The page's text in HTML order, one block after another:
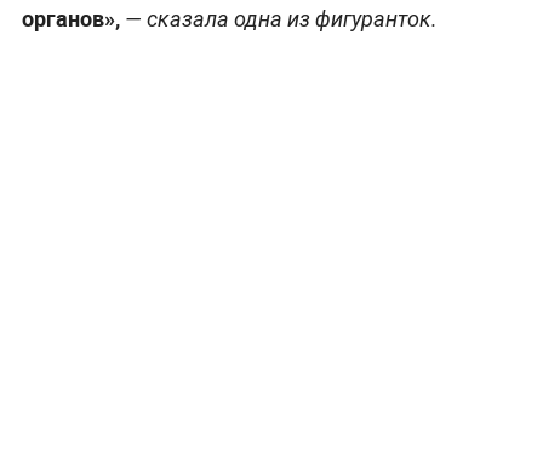
органов», — сказала одна из фигуранток.